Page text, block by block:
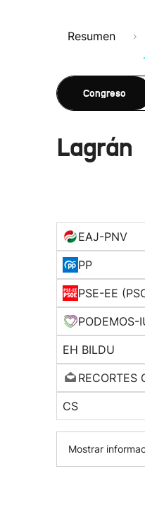
Resumen
Congreso
Lagrán
EAJ-PNV
PP
PSE-EE
EH BILDU
CS
Mostrar